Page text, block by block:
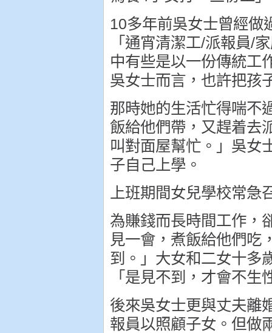
10多年前吳女士曾經做
「通宵清潔工/派報員/
中有些是以一份傳統工
吳女士而言，也許把孩
那時她的生活忙得喘不
飯給他們帶，又趕着去
叫對面屋幫忙。」吳女
子自己上學。
上班期間女兒學校常
為賺錢而長時間工作，
見一會，煮飯給他們吃
到。」大女和二女十多
「是見不到，才會不
後來吳女士更與丈夫離
報員以照顧子女。但做